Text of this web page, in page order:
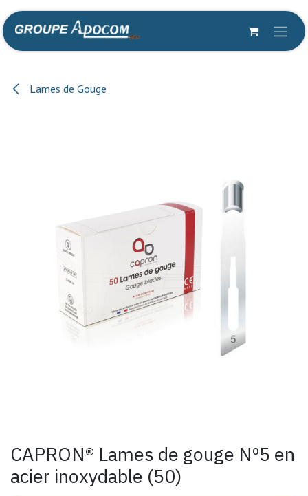
Se rendre au contenu
Lames de Gouge
CAPRON® Lames de gouge Nº5 en
acier inoxydable (50)